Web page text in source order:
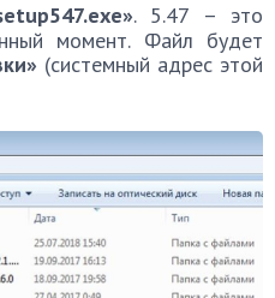
. 5.47 – это
момент. Файл будет
(системный адрес этой